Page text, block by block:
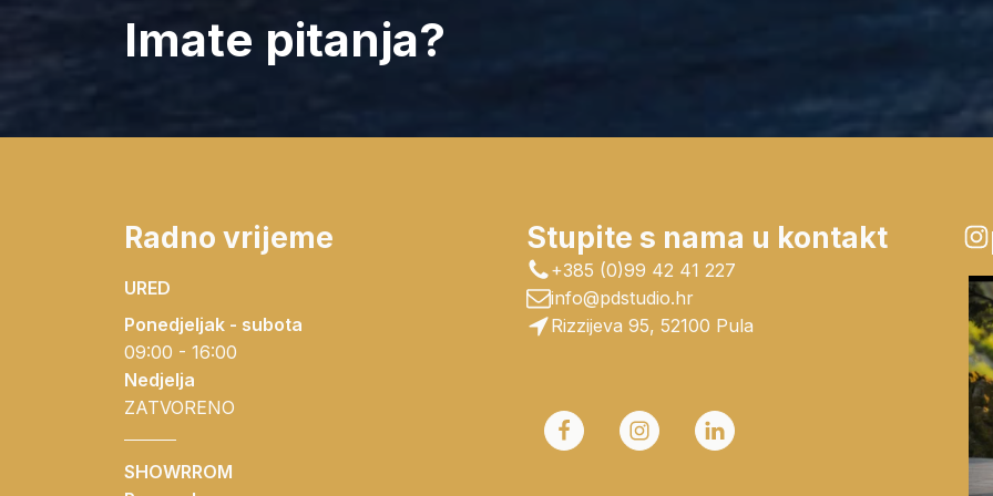
Imate pitanja?
Radno vrijeme
URED
Ponedjeljak - subota
09:00 - 16:00
Nedjelja
ZATVORENO
SHOWRROM
Stupite s nama u kontakt
+385 (0)99 42 41 227
info@pdstudio.hr
Rizzijeva 95, 52100 Pula